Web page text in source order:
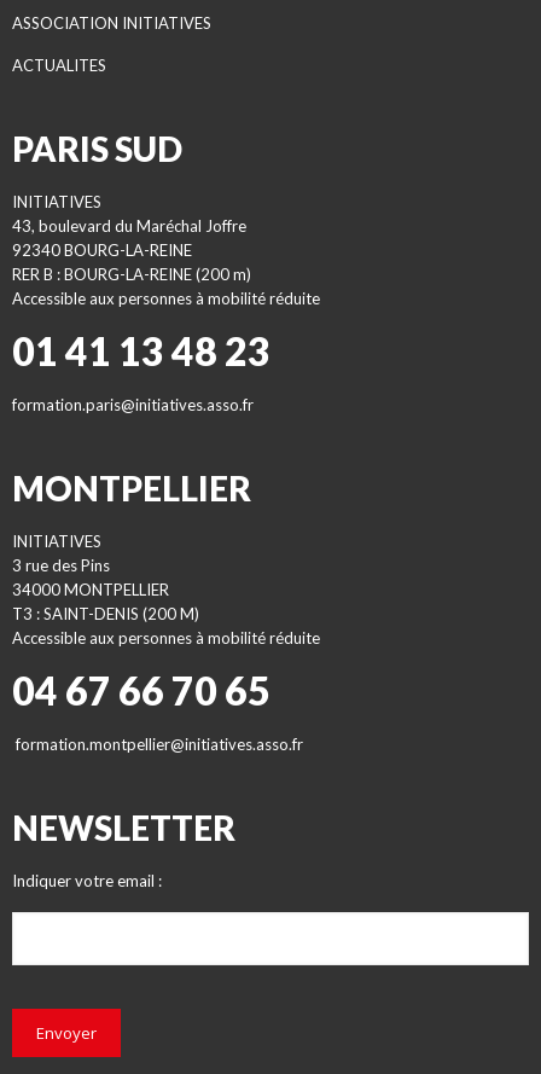
ASSOCIATION INITIATIVES
ACTUALITES
PARIS SUD
INITIATIVES
43, boulevard du Maréchal Joffre
92340 BOURG-LA-REINE
RER B : BOURG-LA-REINE (200 m)
Accessible aux personnes à mobilité réduite
01 41 13 48 23
formation.paris@initiatives.asso.fr
MONTPELLIER
INITIATIVES
3 rue des Pins
34000 MONTPELLIER
T3 : SAINT-DENIS (200 M)
Accessible aux personnes à mobilité réduite
04 67 66 70 65
formation.montpellier@initiatives.asso.fr
NEWSLETTER
Indiquer votre email :
Envoyer